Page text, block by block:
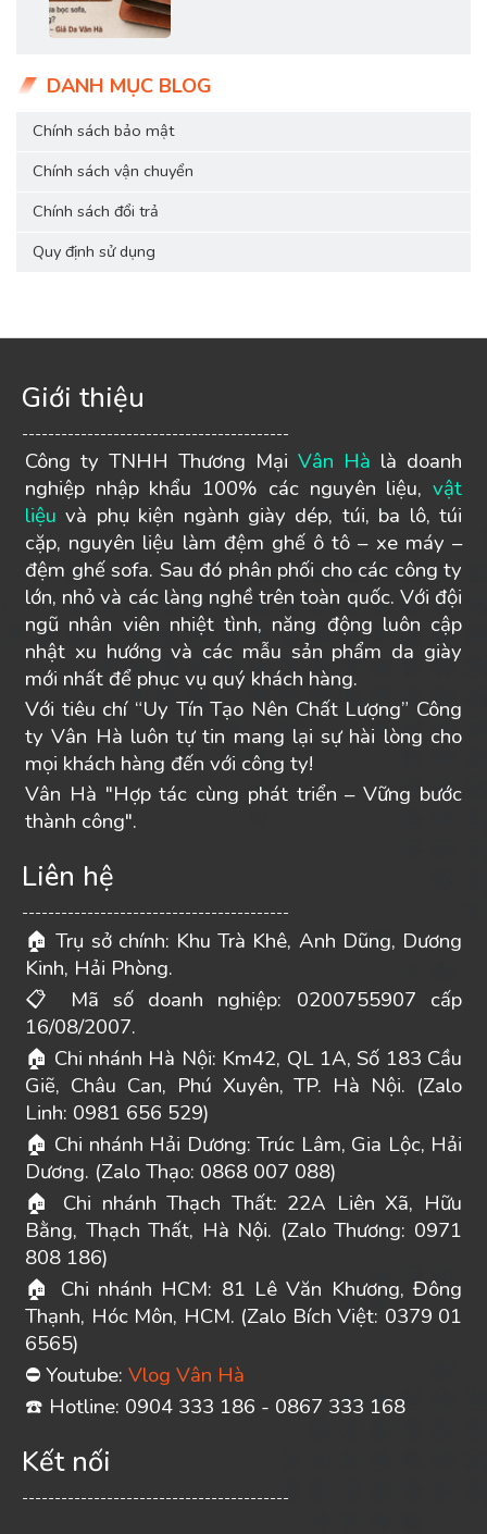
DANH MỤC BLOG
Chính sách bảo mật
Chính sách vận chuyển
Chính sách đổi trả
Quy định sử dụng
Giới thiệu
-----------------------------------------
Công ty TNHH Thương Mại Vân Hà là doanh
nghiệp nhập khẩu 100% các nguyên liệu, vật
liệu và phụ kiện ngành giày dép, túi, ba lô, túi
cặp, nguyên liệu làm đệm ghế ô tô – xe máy –
đệm ghế sofa. Sau đó phân phối cho các công ty
lớn, nhỏ và các làng nghề trên toàn quốc. Với đội
ngũ nhân viên nhiệt tình, năng động luôn cập
nhật xu hướng và các mẫu sản phẩm da giày
mới nhất để phục vụ quý khách hàng.
Với tiêu chí “Uy Tín Tạo Nên Chất Lượng” Công
ty Vân Hà luôn tự tin mang lại sự hài lòng cho
mọi khách hàng đến với công ty!
Vân Hà "Hợp tác cùng phát triển – Vững bước
thành công".
Liên hệ
-----------------------------------------
🏠 Trụ sở chính: Khu Trà Khê, Anh Dũng, Dương
Kinh, Hải Phòng.
📋
Mã số doanh nghiệp: 0200755907 cấp
16/08/2007.
🏠 Chi nhánh Hà Nội: Km42, QL 1A, Số 183 Cầu
Giẽ, Châu Can, Phú Xuyên, TP. Hà Nội. (Zalo
Linh: 0981 656 529)
🏠 Chi nhánh Hải Dương: Trúc Lâm, Gia Lộc, Hải
Dương. (Zalo Thạo: 0868 007 088)
🏠 Chi nhánh Thạch Thất: 22A Liên Xã, Hữu
Bằng, Thạch Thất, Hà Nội. (Zalo Thương: 0971
808 186)
🏠
Chi nhánh HCM: 81 Lê Văn Khương, Đông
Thạnh, Hóc Môn, HCM. (Zalo Bích Việt: 0379 01
6565)
⛔ Youtube: Vlog Vân Hà
☎ ️ Hotline: 0904 333 186 - 0867 333 168
Kết nối
-----------------------------------------